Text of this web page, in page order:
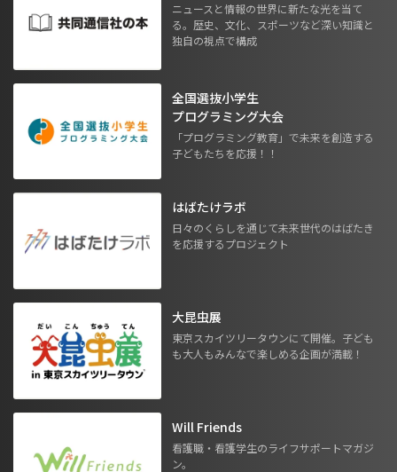
ニュースと情報の世界に新たな光を当て
る。歴史、文化、スポーツなど深い知識と
独自の視点で構成
全国選抜小学生
プログラミング大会
「プログラミング教育」で未来を創造する
子どもたちを応援！！
はばたけラボ
日々のくらしを通じて未来世代のはばたき
を応援するプロジェクト
大昆虫展
東京スカイツリータウンにて開催。子ども
も大人もみんなで楽しめる企画が満載！
Will Friends
看護職・看護学生のライフサポートマガジ
ン。